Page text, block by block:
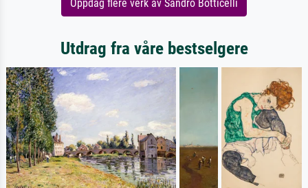
Oppdag flere verk av Sandro Botticelli
Utdrag fra våre bestselgere